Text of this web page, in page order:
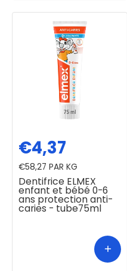
Dentifrice ELMEX
enfant et bébé 0-6
ans protection anti-
caries - tube75ml
€4,37
€58,27 PAR KG